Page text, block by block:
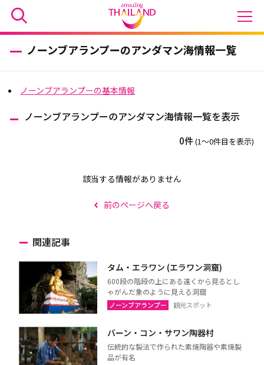
ノーンブアランプーのアンダマン海情報一覧
ノーンブアランプーの基本情報
ノーンブアランプーのアンダマン海情報一覧を表示
0件(1〜0件目を表示)
該当する情報がありません
前のページへ戻る
関連記事
タム・エラワン (エラワン洞窟)
600段の階段の上にある遠くから見るとし
ゃがんだ象のように見える洞窟
ノーンブアランプー 観光スポット
バーン・コン・サワン陶器村
伝統的な製法で作られた素焼陶器や素焼製
品が有名